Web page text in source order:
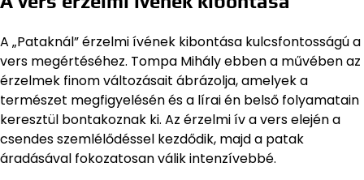
A „Pataknál” érzelmi ívének kibontása kulcsfontosságú a
vers megértéséhez. Tompa Mihály ebben a művében az
érzelmek finom változásait ábrázolja, amelyek a
természet megfigyelésén és a lírai én belső folyamatain
keresztül bontakoznak ki. Az érzelmi ív a vers elején a
csendes szemlélődéssel kezdődik, majd a patak
áradásával fokozatosan válik intenzívebbé.